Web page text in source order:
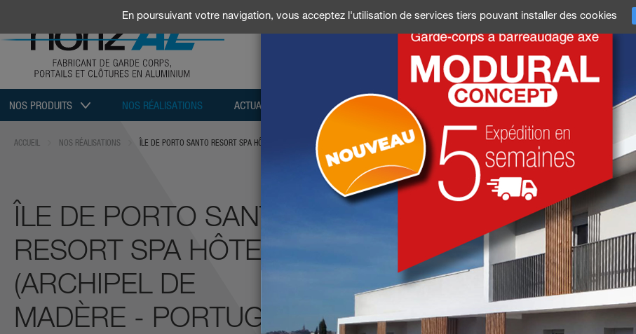
NOS PRODUITS NOS RÉALISATIONS ACTUALITÉS / SALONS DOCUMENTATIONS PRESCRIPTEURS RÉSEAU
QUI
ACCUEIL NOS RÉALISATIONS ÎLE DE PORTO SANTO RESORT SPA HÔTEL (ARCHIPEL DE MADÈRE - PORTUGAL)
ÎLE DE PORTO SANTO
RESORT SPA HÔTEL
(ARCHIPEL DE
MADÈRE - PORTUGAL)
En poursuivant votre navigation, vous acceptez l'utilisation de services tiers pouvant installer des cookies